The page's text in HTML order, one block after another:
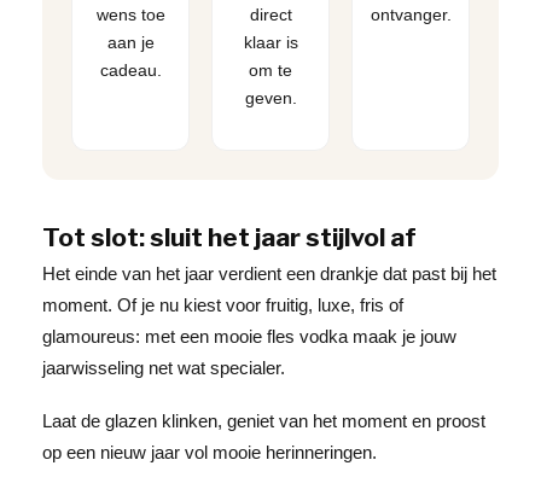
wens toe
aan je
cadeau.
direct
klaar is
om te
geven.
ontvanger.
Tot slot: sluit het jaar stijlvol af
Het einde van het jaar verdient een drankje dat past bij het
moment. Of je nu kiest voor fruitig, luxe, fris of
glamoureus: met een mooie fles vodka maak je jouw
jaarwisseling net wat specialer.
Laat de glazen klinken, geniet van het moment en proost
op een nieuw jaar vol mooie herinneringen.